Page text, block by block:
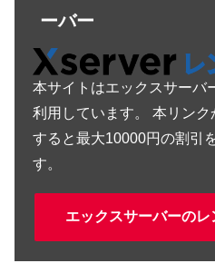
ーバー
本サイトはエックスサーバ
利用しています。 本リン
すると最大10000円の割引
す。
エックスサーバーの